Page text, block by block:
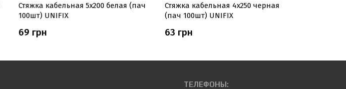
Стяжка кабельная 5х200 белая (пач
100шт) UNIFIX
69 грн
Стяжка кабельная 4х250 черная
(пач 100шт) UNIFIX
63 грн
ТЕЛЕФОНЫ: